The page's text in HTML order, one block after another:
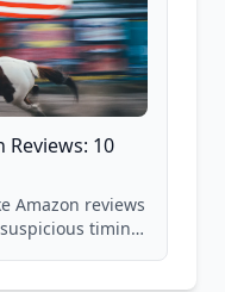
Reviews: 10
Amazon reviews
timing